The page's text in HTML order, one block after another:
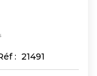
: 21491